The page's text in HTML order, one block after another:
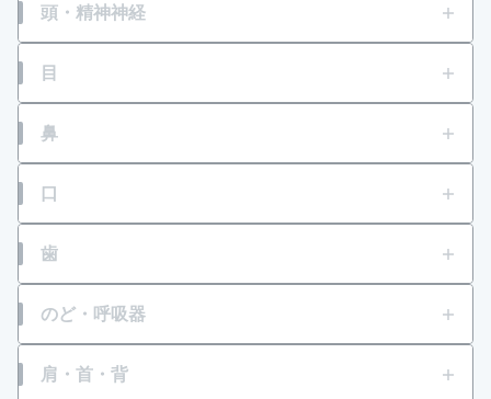
頭・精神神経
頭痛
壮年性脱毛症
円形脱毛症
フケが原因の脱毛症
乗物酔いによる頭痛
いらいら感・緊張感・興奮感等
目
目の疲れ
目のかすみ
目の乾き・コンタクトレンズ装着時の不快感
目のアレルギー（花粉等）
鼻
鼻水
鼻づまり
くしゃみ
口
口内炎
口角炎、唇のひびわれ
口唇ヘルペスの再発
歯
歯痛
のど・呼吸器
せき
肩・首・背